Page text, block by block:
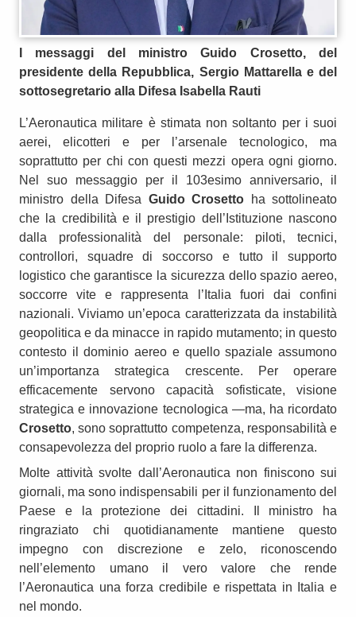
I messaggi del ministro Guido Crosetto, del
presidente della Repubblica, Sergio Mattarella e del
sottosegretario alla Difesa Isabella Rauti
L’Aeronautica militare è stimata non soltanto per i suoi
aerei, elicotteri e per l’arsenale tecnologico, ma
soprattutto per chi con questi mezzi opera ogni giorno.
Nel suo messaggio per il 103esimo anniversario, il
ministro della Difesa Guido Crosetto ha sottolineato
che la credibilità e il prestigio dell’Istituzione nascono
dalla professionalità del personale: piloti, tecnici,
controllori, squadre di soccorso e tutto il supporto
logistico che garantisce la sicurezza dello spazio aereo,
soccorre vite e rappresenta l’Italia fuori dai confini
nazionali. Viviamo un’epoca caratterizzata da instabilità
geopolitica e da minacce in rapido mutamento; in questo
contesto il dominio aereo e quello spaziale assumono
un’importanza strategica crescente. Per operare
efficacemente servono capacità sofisticate, visione
strategica e innovazione tecnologica —ma, ha ricordato
Crosetto, sono soprattutto competenza, responsabilità e
consapevolezza del proprio ruolo a fare la differenza.
Molte attività svolte dall’Aeronautica non finiscono sui
giornali, ma sono indispensabili per il funzionamento del
Paese e la protezione dei cittadini. Il ministro ha
ringraziato chi quotidianamente mantiene questo
impegno con discrezione e zelo, riconoscendo
nell’elemento umano il vero valore che rende
l’Aeronautica una forza credibile e rispettata in Italia e
nel mondo.